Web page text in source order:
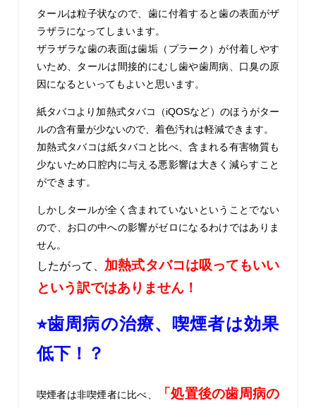
タールは粒子状なので、歯に付着すると歯の表面がザ
ラザラになってしまいます。
ザラザラな歯の表面は歯垢（プラーク）が付着しやす
いため、タールは間接的にむし歯や歯周病、口臭の原
因になるといってもよいと思います。
紙タバコより加熱式タバコ（iQOSなど）のほうがター
ルの含有量が少ないので、着色汚れは軽減できます。
加熱式タバコは紙タバコと比べ、含まれる有害物質も
少ないため口腔内に与える悪影響は大きく減らすこと
ができます。
しかしタールが全く含まれていないということでない
ので、お口の中への影響がゼロになるわけではありま
せん。
したがって、 加熱式タバコは吸ってもいい
という訳ではありません！
⭐︎歯周病の治療、喫煙者は効果
低下！？
喫煙者は非喫煙者に比べ、 「処置後の歯周病の